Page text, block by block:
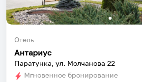
Отель
Антариус
Паратунка, ул. Молчанова 22
Мгновенное бронирование